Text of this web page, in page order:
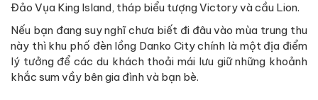
Đảo Vụa King Island, tháp biểu tượng Victory và cầu Lion.
Nếu bạn đang suy nghĩ chưa biết đi đâu vào mùa trung thu
này thì khu phố đèn lồng Danko City chính là một địa điểm
lý tưởng để các du khách thoải mái lưu giữ những khoảnh
khắc sum vầy bên gia đình và bạn bè.